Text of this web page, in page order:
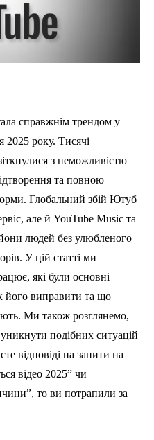
справжнім трендом у
2025 року. Тисячі
з неможливістю
та повною
Глобальний збій Ютуб
але й YouTube Music та
людей без улюбленого
У цій статті ми
які були основні
його виправити та що
Ми також розглянемо,
подібних ситуацій
відповіді на запити на
відео 2025” чи
то ви потрапили за